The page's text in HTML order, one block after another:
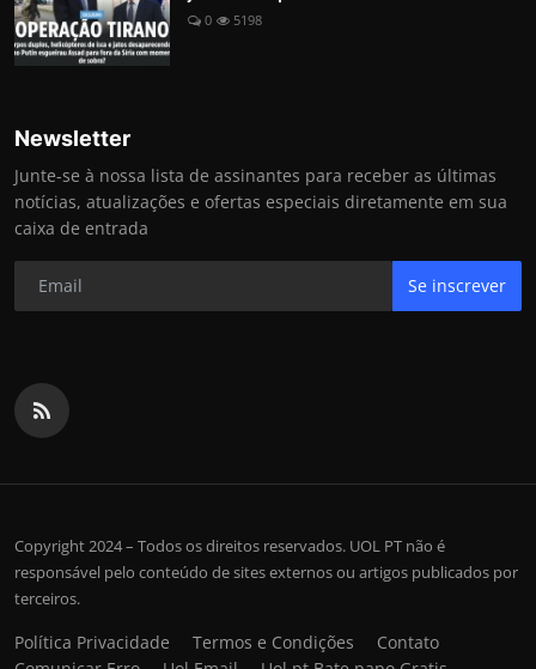
0 5198
Newsletter
Junte-se à nossa lista de assinantes para receber as últimas
notícias, atualizações e ofertas especiais diretamente em sua
caixa de entrada
Se inscrever
Copyright 2024 – Todos os direitos reservados. UOL PT não é
responsável pelo conteúdo de sites externos ou artigos publicados por
terceiros.
Política Privacidade Termos e Condições
Contato